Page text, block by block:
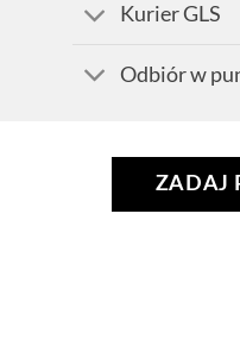
Kurier GLS
Odbiór w
ZADAJ